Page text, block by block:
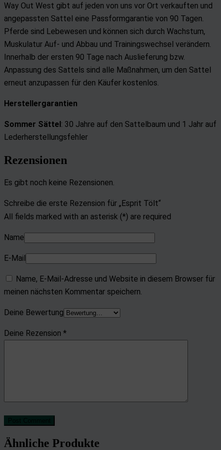
Way Out West gibt auf jeden von uns vor Ort verkauften und
angepassten Sattel eine Passformgarantie von 90 Tagen.
Pferde sind Lebewesen und können sich durch Wachstum,
Muskulatur Auf- und Abbau und Trainingswechsel verändern.
Innerhalb der ersten 90 Tage nach Auslieferung bzw.
Anpassung des Sattels sind alle Maßnahmen, um den Sattel
erneut anzupassen für den Käufer kostenlos.
Herstellergarantien
Sommer Sättel: 30 Jahre auf den Sattelbaum und 1 Jahr auf
Lederherstellungsfehler
Rezensionen
Es gibt noch keine Rezensionen.
Schreibe die erste Rezension für „Esprit Tölt“
All fields marked with an asterisk (*) are required
Name
E-Mail
Name, E-Mail-Adresse und Website in diesem Browser für
meinen nächsten Kommentar speichern.
Deine Bewertung
Deine Rezension *
Ähnliche Produkte